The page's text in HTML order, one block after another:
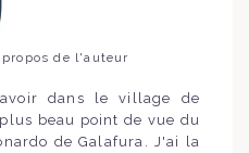
de l'auteur
dans le village de
beau point de vue du
de Galafura. J'ai la